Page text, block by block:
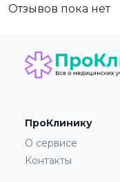
Отзывов пока нет
ПроКлинику
О сервисе
Контакты